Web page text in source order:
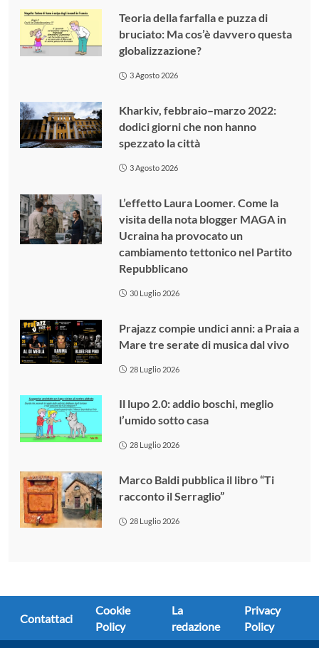
Teoria della farfalla e puzza di
bruciato: Ma cos’è davvero questa
globalizzazione?
3 Agosto 2026
Kharkiv, febbraio–marzo 2022:
dodici giorni che non hanno
spezzato la città
3 Agosto 2026
L’effetto Laura Loomer. Come la
visita della nota blogger MAGA in
Ucraina ha provocato un
cambiamento tettonico nel Partito
Repubblicano
30 Luglio 2026
Prajazz compie undici anni: a Praia a
Mare tre serate di musica dal vivo
28 Luglio 2026
Il lupo 2.0: addio boschi, meglio
l’umido sotto casa
28 Luglio 2026
Marco Baldi pubblica il libro “Ti
racconto il Serraglio”
28 Luglio 2026
Contattaci
Cookie
Policy
La
redazione
Privacy
Policy